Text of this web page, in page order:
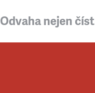
Odvaha nejen číst